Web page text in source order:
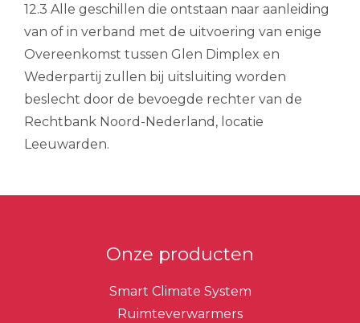
12.3 Alle geschillen die ontstaan naar aanleiding
van of in verband met de uitvoering van enige
Overeenkomst tussen Glen Dimplex en
Wederpartij zullen bij uitsluiting worden
beslecht door de bevoegde rechter van de
Rechtbank Noord-Nederland, locatie
Leeuwarden.
Onze producten
Smart Climate System
Ruimteverwarmers